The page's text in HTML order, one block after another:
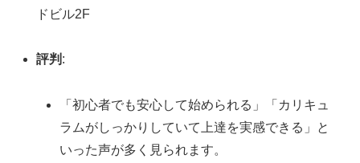
ドビル2F
評判 :
「初心者でも安心して始められる」「カリキュ
ラムがしっかりしていて上達を実感できる」と
いった声が多く見られます。